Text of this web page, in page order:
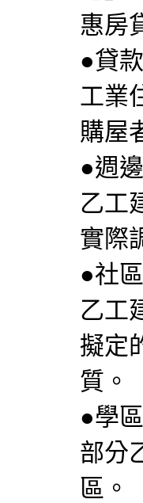
惠房
●貸
工業
購屋
●週
乙工
實際
●社
乙工
擬定
質。
●學
部分
區。